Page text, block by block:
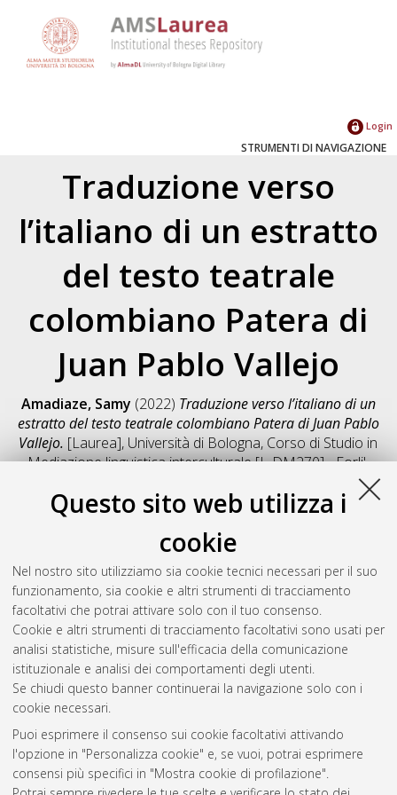
Questo sito web utilizza i
cookie
Nel nostro sito utilizziamo sia cookie tecnici necessari per il suo
funzionamento, sia cookie e altri strumenti di tracciamento
facoltativi che potrai attivare solo con il tuo consenso.
Cookie e altri strumenti di tracciamento facoltativi sono usati per
analisi statistiche, misure sull'efficacia della comunicazione
istituzionale e analisi dei comportamenti degli utenti.
Se chiudi questo banner continuerai la navigazione solo con i
cookie necessari.
Puoi esprimere il consenso sui cookie facoltativi attivando
l'opzione in "Personalizza cookie" e, se vuoi, potrai esprimere
consensi più specifici in "Mostra cookie di profilazione".
Login
STRUMENTI DI NAVIGAZIONE
Traduzione verso
l’italiano di un estratto
del testo teatrale
colombiano Patera di
Juan Pablo Vallejo
Amadiaze, Samy (2022) Traduzione verso l’italiano di un
estratto del testo teatrale colombiano Patera di Juan Pablo
Vallejo. [Laurea], Università di Bologna, Corso di Studio in
Mediazione linguistica interculturale [L-DM270] - Forli',
Salva citazione
Condividi
Il full-text non è disponibile per scelta dell'autore. (
Abstract
Altri metadati
Gestione del documento:
Atom
Rss 1.0